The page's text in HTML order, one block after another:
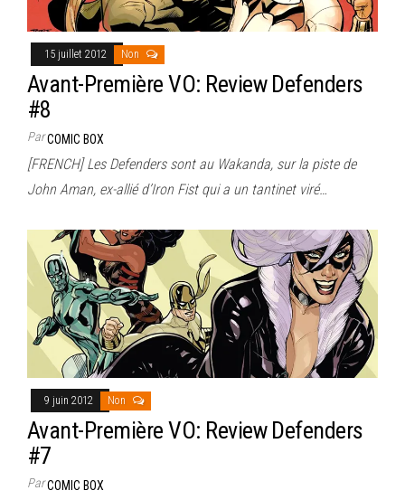
15 juillet 2012 Non
Avant-Première VO: Review Defenders
#8
ParCOMIC BOX
[FRENCH] Les Defenders sont au Wakanda, sur la piste de
John Aman, ex-allié d’Iron Fist qui a un tantinet viré…
9 juin 2012 Non
Avant-Première VO: Review Defenders
#7
ParCOMIC BOX